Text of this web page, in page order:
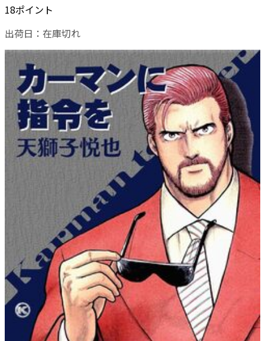
18ポイント
出荷日： 在庫切れ